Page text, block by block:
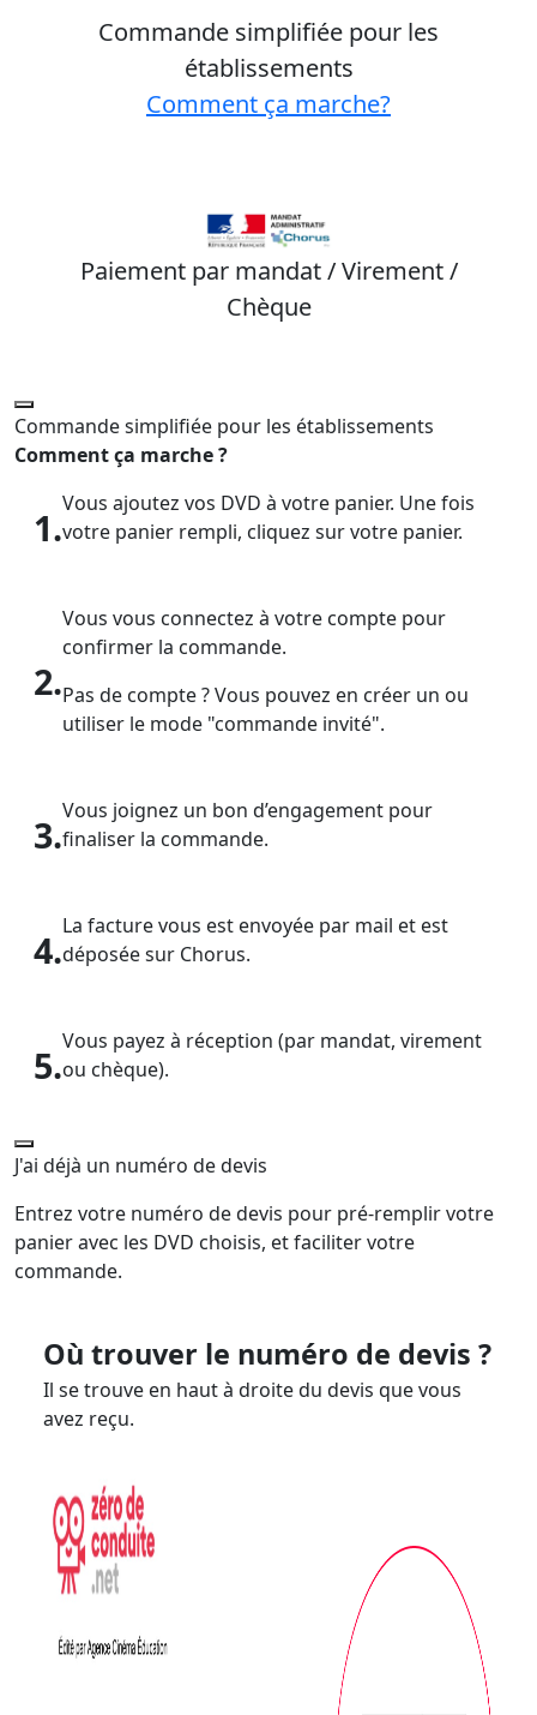
Commande simplifiée pour les
établissements
Comment ça marche?
Paiement par mandat / Virement /
Chèque
Commande simplifiée pour les établissements
Comment ça marche ?
1.
Vous ajoutez vos DVD à votre panier. Une fois
votre panier rempli, cliquez sur votre panier.
2.
Vous vous connectez à votre compte pour
confirmer la commande.
Pas de compte ? Vous pouvez en créer un ou
utiliser le mode "commande invité".
3.
Vous joignez un bon d’engagement pour
finaliser la commande.
4.
La facture vous est envoyée par mail et est
déposée sur Chorus.
5.
Vous payez à réception (par mandat, virement
ou chèque).
J'ai déjà un numéro de devis
Entrez votre numéro de devis pour pré-remplir votre
panier avec les DVD choisis, et faciliter votre
commande.
Où trouver le numéro de devis ?
Il se trouve en haut à droite du devis que vous
avez reçu.